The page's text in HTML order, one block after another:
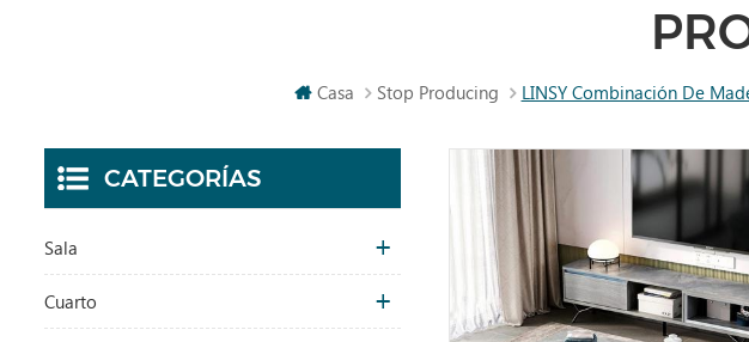
Casa Stop Producing LINSY Combinación De
CATEGORÍAS
Sala
Cuarto